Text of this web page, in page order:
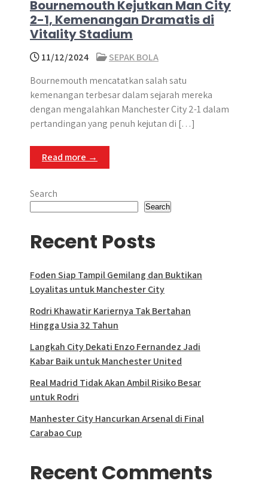
Bournemouth Kejutkan Man City
2-1, Kemenangan Dramatis di
Vitality Stadium
11/12/2024
SEPAK BOLA
Bournemouth mencatatkan salah satu
kemenangan terbesar dalam sejarah mereka
dengan mengalahkan Manchester City 2-1 dalam
pertandingan yang penuh kejutan di […]
Read more →
Search
Search
Recent Posts
Foden Siap Tampil Gemilang dan Buktikan
Loyalitas untuk Manchester City
Rodri Khawatir Kariernya Tak Bertahan
Hingga Usia 32 Tahun
Langkah City Dekati Enzo Fernandez Jadi
Kabar Baik untuk Manchester United
Real Madrid Tidak Akan Ambil Risiko Besar
untuk Rodri
Manhester City Hancurkan Arsenal di Final
Carabao Cup
Recent Comments